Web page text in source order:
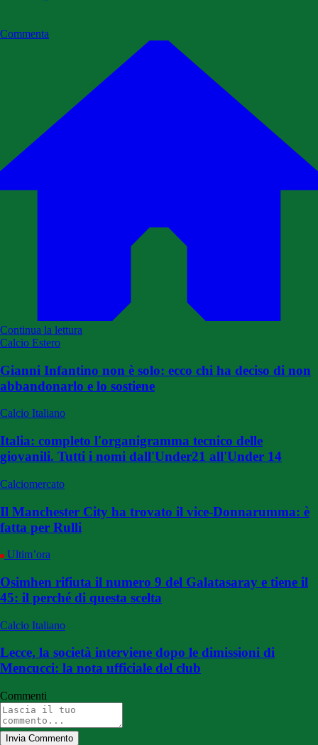
Commenta
Continua la lettura
Calcio Estero
Gianni Infantino non è solo: ecco chi ha deciso di non
abbandonarlo e lo sostiene
Calcio Italiano
Italia: completo l'organigramma tecnico delle
giovanili. Tutti i nomi dall'Under21 all'Under 14
Calciomercato
Il Manchester City ha trovato il vice-Donnarumma: è
fatta per Rulli
Ultim’ora
Osimhen rifiuta il numero 9 del Galatasaray e tiene il
45: il perché di questa scelta
Calcio Italiano
Lecce, la società interviene dopo le dimissioni di
Mencucci: la nota ufficiale del club
Commenti
Invia Commento